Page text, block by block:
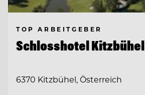
TOP ARBEITGEBER
Schlosshotel Kitzbühel
6370 Kitzbühel, Österreich